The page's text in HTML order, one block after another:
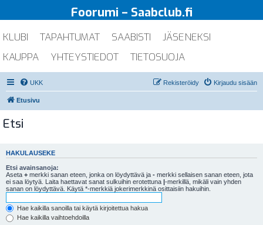
Foorumi – Saabclub.fi
KLUBI TAPAHTUMAT SAABISTI
JÄSENEKSI
KAUPPA
YHTEYSTIEDOT TIETOSUOJA
UKK Kirjaudu sisään
Rekisteröidy
Etusivu
Etsi
HAKULAUSEKE
Etsi avainsanoja:
Aseta + merkki sanan eteen, jonka on löydyttävä ja - merkki sellaisen sanan eteen, jota
ei saa löytyä. Laita haettavat sanat sulkuihin erotettuna |-merkillä, mikäli vain yhden
sanan on löydyttävä. Käytä *-merkkiä jokerimerkkinä osittaisiin hakuihin.
Hae kaikilla sanoilla tai käytä kirjoitettua hakua
Hae kaikilla vaihtoehdoilla